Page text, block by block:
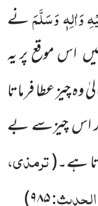
وَاٰلِہٖ وَسَلَّمَنے
اس موقع پر یہ
وہ چیز عطا فرماتا
اس چیزسے بے
ہے۔(ترمذی،